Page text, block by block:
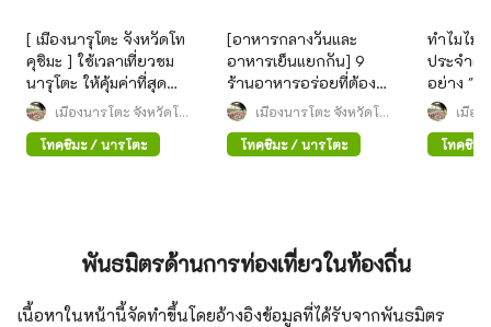
[ เมืองนารุโตะ จังหวัดโท
คุชิมะ ] ใช้เวลาเที่ยวชม
นารุโตะ ให้คุ้มค่าที่สุด
ด้วยการแวะศูนย์ข้อมูล
การท่องเที่ยวสถานี นารุ
โตะ !
เมืองนารุโตะ จังหวัดโท
โทคุชิมะ / นารุโตะ
[อาหารกลางวันและ
อาหารเย็นแยกกัน] 9
ร้านอาหารอร่อยที่ต้อง
ลองใน เมืองนารุโตะ
จังหวัดโทคุชิมะ ! พร้อม
ของที่ระลึก
เมืองนารุโตะ จังหวัดโท
โทคุชิมะ / นารุโตะ
ทำไมไม่
ประจำตั
อย่าง "น
เมือง
โทคุชิม
พันธมิตรด้านการท่องเที่ยวในท้องถิ่น
เนื้อหาในหน้านี้จัดทำขึ้นโดยอ้างอิงข้อมูลที่ได้รับจากพันธมิตร